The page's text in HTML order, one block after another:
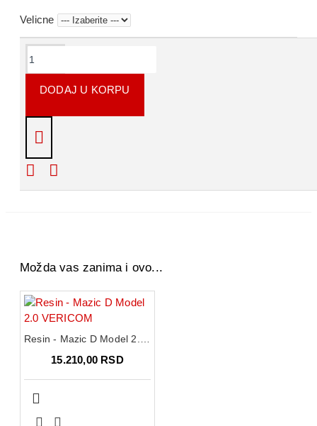
Velicne
DODAJ U KORPU
Napišite recenziju
Molimo Vas
napisali recenziju.
Možda vas zanima i ovo...
15.210,00 RSD